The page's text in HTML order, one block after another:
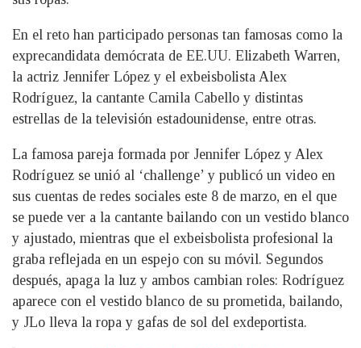
En el reto han participado personas tan famosas como la
exprecandidata demócrata de EE.UU. Elizabeth Warren,
la actriz Jennifer López y el exbeisbolista Alex
Rodríguez, la cantante Camila Cabello y distintas
estrellas de la televisión estadounidense, entre otras.
La famosa pareja formada por Jennifer López y Alex
Rodríguez se unió al ‘challenge’ y publicó un video en
sus cuentas de redes sociales este 8 de marzo, en el que
se puede ver a la cantante bailando con un vestido blanco
y ajustado, mientras que el exbeisbolista profesional la
graba reflejada en un espejo con su móvil. Segundos
después, apaga la luz y ambos cambian roles: Rodríguez
aparece con el vestido blanco de su prometida, bailando,
y JLo lleva la ropa y gafas de sol del exdeportista.